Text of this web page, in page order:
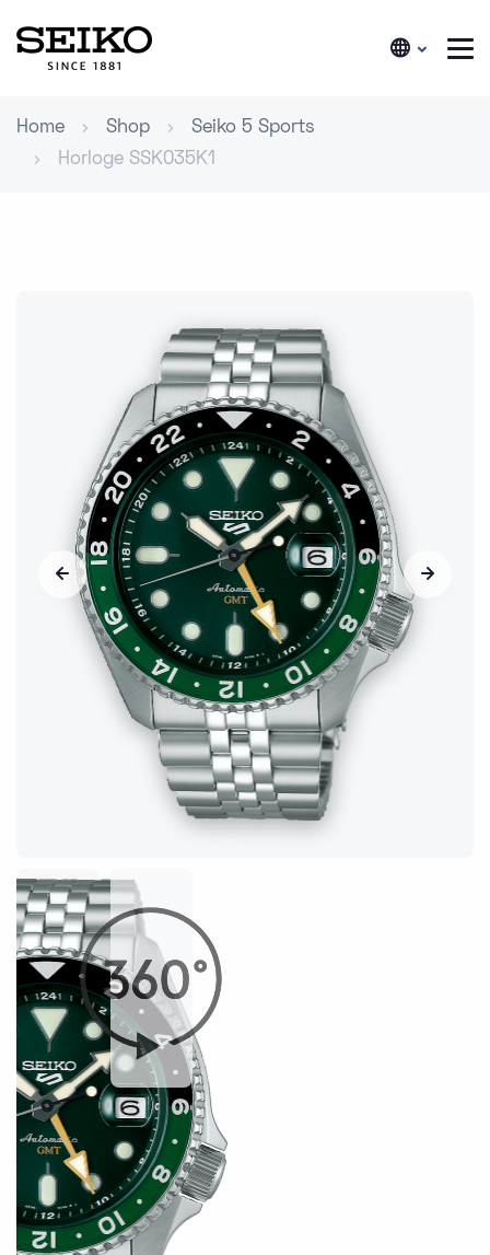
Home Shop
Seiko 5 Sports
Horloge SSK035K1